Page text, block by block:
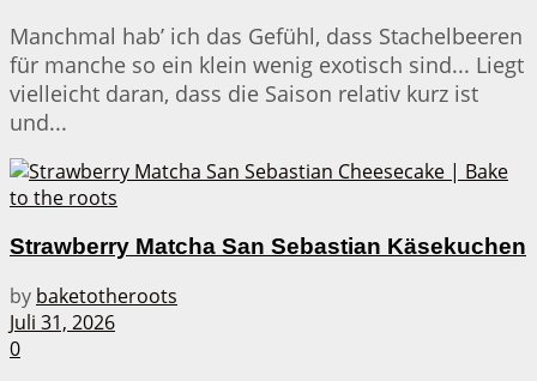
Manchmal hab’ ich das Gefühl, dass Stachelbeeren
für manche so ein klein wenig exotisch sind... Liegt
vielleicht daran, dass die Saison relativ kurz ist
und...
Strawberry Matcha San Sebastian Käsekuchen
by baketotheroots
Juli 31, 2026
0